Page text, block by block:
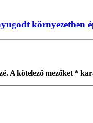
környezetben
A kötelező mezőket *